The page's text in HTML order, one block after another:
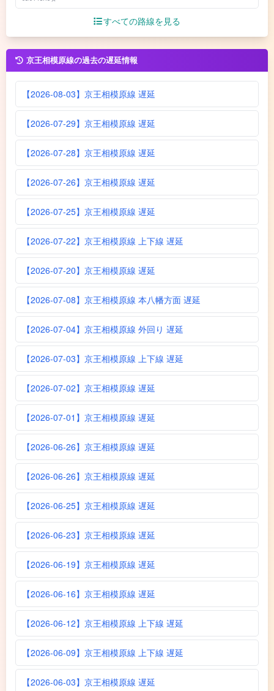
すべての路線を見る
京王相模原線の過去の遅延情報
【2026-08-03】京王相模原線 遅延
【2026-07-29】京王相模原線 遅延
【2026-07-28】京王相模原線 遅延
【2026-07-26】京王相模原線 遅延
【2026-07-25】京王相模原線 遅延
【2026-07-22】京王相模原線 上下線 遅延
【2026-07-20】京王相模原線 遅延
【2026-07-08】京王相模原線 本八幡方面 遅延
【2026-07-04】京王相模原線 外回り 遅延
【2026-07-03】京王相模原線 上下線 遅延
【2026-07-02】京王相模原線 遅延
【2026-07-01】京王相模原線 遅延
【2026-06-26】京王相模原線 遅延
【2026-06-26】京王相模原線 遅延
【2026-06-25】京王相模原線 遅延
【2026-06-23】京王相模原線 遅延
【2026-06-19】京王相模原線 遅延
【2026-06-16】京王相模原線 遅延
【2026-06-12】京王相模原線 上下線 遅延
【2026-06-09】京王相模原線 上下線 遅延
【2026-06-03】京王相模原線 遅延